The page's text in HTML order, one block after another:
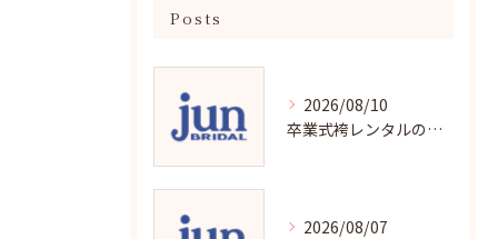
Posts
2026/08/10
卒業式袴レンタルの賢い選び方と魅力解説
2026/08/07